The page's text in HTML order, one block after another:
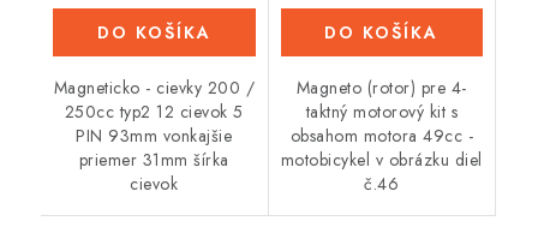
DO KOŠÍKA
Magneticko - cievky 200 /
250cc typ2 12 cievok 5
PIN 93mm vonkajšie
priemer 31mm šírka
cievok
DO KOŠÍKA
Magneto (rotor) pre 4-
taktný motorový kit s
obsahom motora 49cc -
motobicykel v obrázku diel
č.46